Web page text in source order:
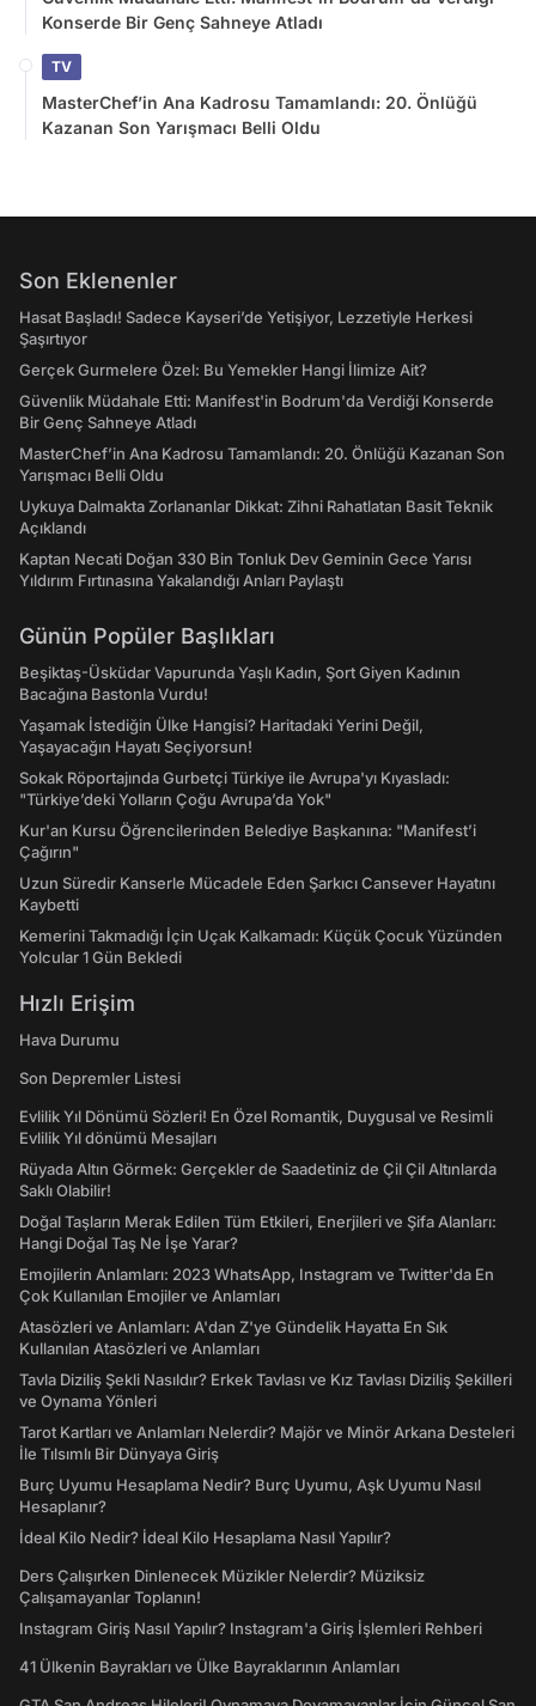
Konserde Bir Genç Sahneye Atladı
TV
MasterChef’in Ana Kadrosu Tamamlandı: 20. Önlüğü
Kazanan Son Yarışmacı Belli Oldu
Son Eklenenler
Hasat Başladı! Sadece Kayseri’de Yetişiyor, Lezzetiyle Herkesi
Şaşırtıyor
Gerçek Gurmelere Özel: Bu Yemekler Hangi İlimize Ait?
Güvenlik Müdahale Etti: Manifest'in Bodrum'da Verdiği Konserde
Bir Genç Sahneye Atladı
MasterChef’in Ana Kadrosu Tamamlandı: 20. Önlüğü Kazanan Son
Yarışmacı Belli Oldu
Uykuya Dalmakta Zorlananlar Dikkat: Zihni Rahatlatan Basit Teknik
Açıklandı
Kaptan Necati Doğan 330 Bin Tonluk Dev Geminin Gece Yarısı
Yıldırım Fırtınasına Yakalandığı Anları Paylaştı
Günün Popüler Başlıkları
Beşiktaş-Üsküdar Vapurunda Yaşlı Kadın, Şort Giyen Kadının
Bacağına Bastonla Vurdu!
Yaşamak İstediğin Ülke Hangisi? Haritadaki Yerini Değil,
Yaşayacağın Hayatı Seçiyorsun!
Sokak Röportajında Gurbetçi Türkiye ile Avrupa'yı Kıyasladı:
"Türkiye’deki Yolların Çoğu Avrupa’da Yok"
Kur'an Kursu Öğrencilerinden Belediye Başkanına: "Manifest’i
Çağırın"
Uzun Süredir Kanserle Mücadele Eden Şarkıcı Cansever Hayatını
Kaybetti
Kemerini Takmadığı İçin Uçak Kalkamadı: Küçük Çocuk Yüzünden
Yolcular 1 Gün Bekledi
Hızlı Erişim
Hava Durumu
Son Depremler Listesi
Evlilik Yıl Dönümü Sözleri! En Özel Romantik, Duygusal ve Resimli
Evlilik Yıl dönümü Mesajları
Rüyada Altın Görmek: Gerçekler de Saadetiniz de Çil Çil Altınlarda
Saklı Olabilir!
Doğal Taşların Merak Edilen Tüm Etkileri, Enerjileri ve Şifa Alanları:
Hangi Doğal Taş Ne İşe Yarar?
Emojilerin Anlamları: 2023 WhatsApp, Instagram ve Twitter'da En
Çok Kullanılan Emojiler ve Anlamları
Atasözleri ve Anlamları: A'dan Z'ye Gündelik Hayatta En Sık
Kullanılan Atasözleri ve Anlamları
Tavla Diziliş Şekli Nasıldır? Erkek Tavlası ve Kız Tavlası Diziliş Şekilleri
ve Oynama Yönleri
Tarot Kartları ve Anlamları Nelerdir? Majör ve Minör Arkana Desteleri
İle Tılsımlı Bir Dünyaya Giriş
Burç Uyumu Hesaplama Nedir? Burç Uyumu, Aşk Uyumu Nasıl
Hesaplanır?
İdeal Kilo Nedir? İdeal Kilo Hesaplama Nasıl Yapılır?
Ders Çalışırken Dinlenecek Müzikler Nelerdir? Müziksiz
Çalışamayanlar Toplanın!
Instagram Giriş Nasıl Yapılır? Instagram'a Giriş İşlemleri Rehberi
41 Ülkenin Bayrakları ve Ülke Bayraklarının Anlamları